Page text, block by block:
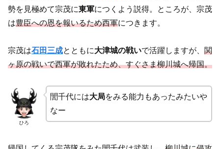
勢を見極めて宗茂に東軍につくよう説得。ところが、宗茂
は豊臣への恩を報いるため西軍につきます。
宗茂は石田三成とともに大津城の戦いで活躍しますが、 関
ヶ原の戦いで西軍が敗れたため、すぐさま柳川城へ帰国。
ひろ
誾千代には大局をみる能力もあったみたいや
なー